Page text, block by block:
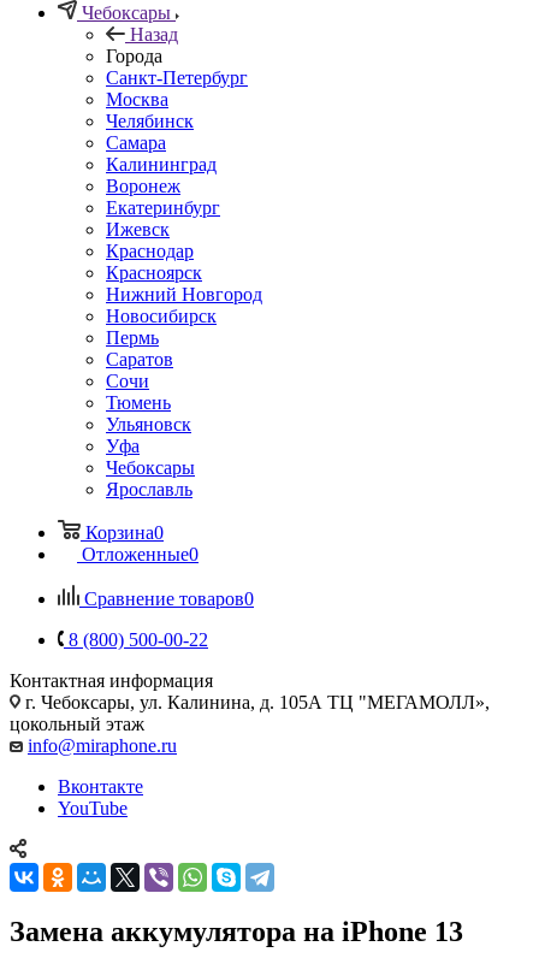
Чебоксары
Назад
Города
Санкт-Петербург
Москва
Челябинск
Самара
Калининград
Воронеж
Екатеринбург
Ижевск
Краснодар
Красноярск
Нижний Новгород
Новосибирск
Пермь
Саратов
Сочи
Тюмень
Ульяновск
Уфа
Чебоксары
Ярославль
Корзина0
Отложенные0
Сравнение товаров0
8 (800) 500-00-22
Контактная информация
г. Чебоксары, ул. Калинина, д. 105А ТЦ "МЕГАМОЛЛ»,
цокольный этаж
info@miraphone.ru
Вконтакте
YouTube
Замена аккумулятора на iPhone 13